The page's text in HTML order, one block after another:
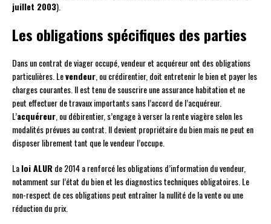
juillet 2003).
Les obligations spécifiques des parties
Dans un contrat de viager occupé, vendeur et acquéreur ont des obligations
particulières. Levendeur , ou crédirentier, doit entretenir le bien et payer les
charges courantes. Il est tenu de souscrire une assurance habitation et ne
peut effectuer de travaux importants sans l’accord de l’acquéreur.
L’acquéreur , ou débirentier, s’engage à verser la rente viagère selon les
modalités prévues au contrat. Il devient propriétaire du bien mais ne peut en
disposer librement tant que le vendeur l’occupe.
Laloi ALUR de 2014 a renforcé les obligations d’information du vendeur,
notamment sur l’état du bien et les diagnostics techniques obligatoires. Le
non-respect de ces obligations peut entraîner la nullité de la vente ou une
réduction du prix.